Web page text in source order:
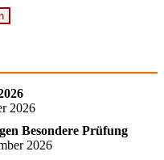
2026
Besondere Prüfung
2026